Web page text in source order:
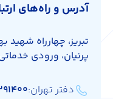
آدرس و راه‌های
تبریز، چهارراه
پرنیان، ورودی خدماتی یک، طبقه
دفتر تهران: